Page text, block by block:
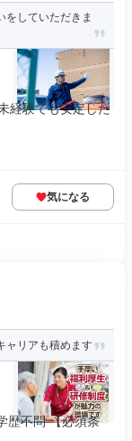
をしていただきま
経験でも安定した
気になる
ャリアも積めます
歴不問 【必須条